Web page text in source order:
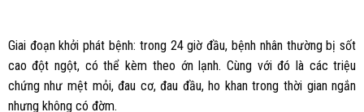
Giai đoạn khởi phát bệnh: trong 24 giờ đầu, bệnh nhân thường bị sốt
cao đột ngột, có thể kèm theo ớn lạnh. Cùng với đó là các triệu
chứng như mệt mỏi, đau cơ, đau đầu, ho khan trong thời gian ngắn
nhưng không có đờm.